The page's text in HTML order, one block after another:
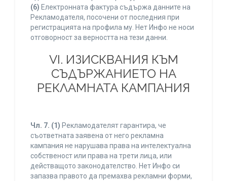
(6) Електронната фактура съдържа данните на
Рекламодателя, посочени от последния при
регистрацията на профила му. Нет Инфо не носи
отговорност за верността на тези данни.
VI. ИЗИСКВАНИЯ КЪМ
СЪДЪРЖАНИЕТО НА
РЕКЛАМНАТА КАМПАНИЯ
Чл. 7. (1) Рекламодателят гарантира, че
съответната заявена от него рекламна
кампания не нарушава права на интелектуална
собственост или права на трети лица, или
действащото законодателство. Нет Инфо си
запазва правото да премахва рекламни форми,